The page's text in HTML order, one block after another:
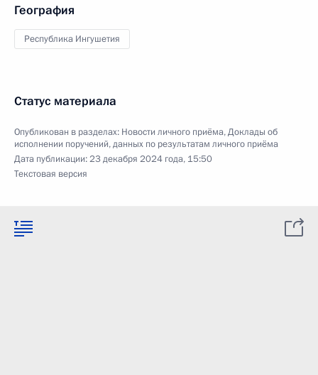
География
Республика Ингушетия
Статус материала
Опубликован в разделах: Новости личного приёма,Доклады об
исполнении поручений, данных по результатам личного приёма
Дата публикации:23 декабря 2024 года, 15:50
Текстовая версия